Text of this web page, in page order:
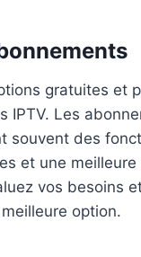
gratuites et
IPTV. Les
souvent des
et une
vos besoins
option.